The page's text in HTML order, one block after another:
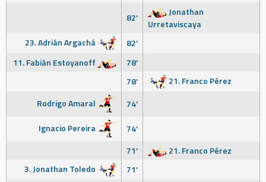
82'
Jonathan
Urretaviscaya
23. Adrián Argachá
82'
11. Fabián Estoyanoff
78'
78'
21. Franco Pérez
Rodrigo Amaral
74'
Ignacio Pereira
74'
71'
21. Franco Pérez
3. Jonathan Toledo
71'